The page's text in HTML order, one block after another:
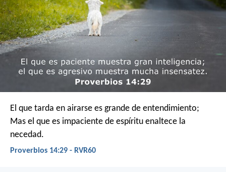
El que tarda en airarse es grande de entendimiento;
Mas el que es impaciente de espíritu enaltece la
necedad.
Proverbios 14:29 - RVR60